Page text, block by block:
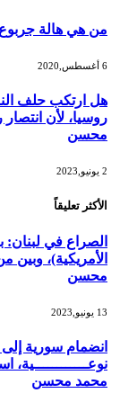
من هي هالة جربوع!
هل ارتكب حلف
روسيا، لأن
محسن
الأكثر تعليقاً
الصراع في لبنان:
الأمريكية)، وبين
محسن
13 يونيو,2023
انضمام سورية إلى
نوعــــــــــــية،
محمد محسن